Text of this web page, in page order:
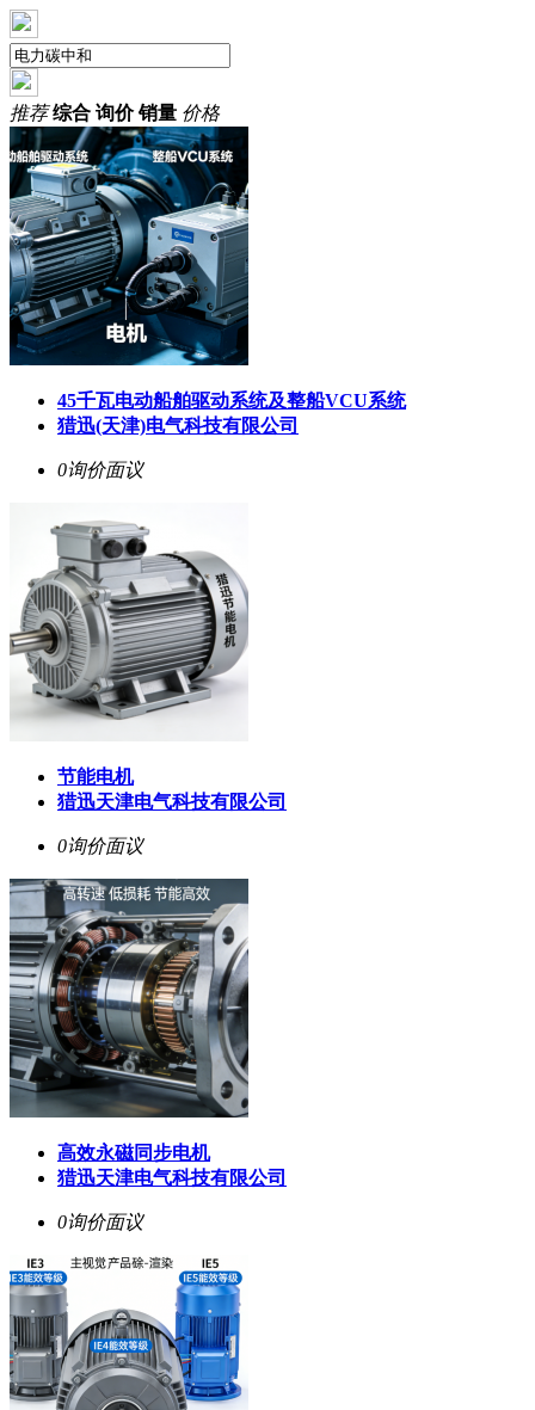
推荐 综合 询价 销量 价格
45千瓦电动船舶驱动系统及整船VCU系统
猎迅(天津)电气科技有限公司
0询价面议
节能电机
猎迅天津电气科技有限公司
0询价面议
高效永磁同步电机
猎迅天津电气科技有限公司
0询价面议